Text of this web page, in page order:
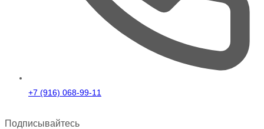
+7 (916) 068-99-11
Подписывайтесь